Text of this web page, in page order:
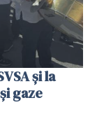
și la
gaze